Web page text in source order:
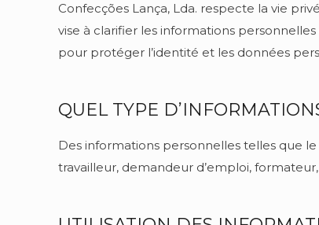
Confecções Lança, Lda. respecte la vie
vise à clarifier les informations
pour protéger l’identité et les données
QUEL TYPE
Des informations personnelles telles que
travailleur, demandeur d’emploi,